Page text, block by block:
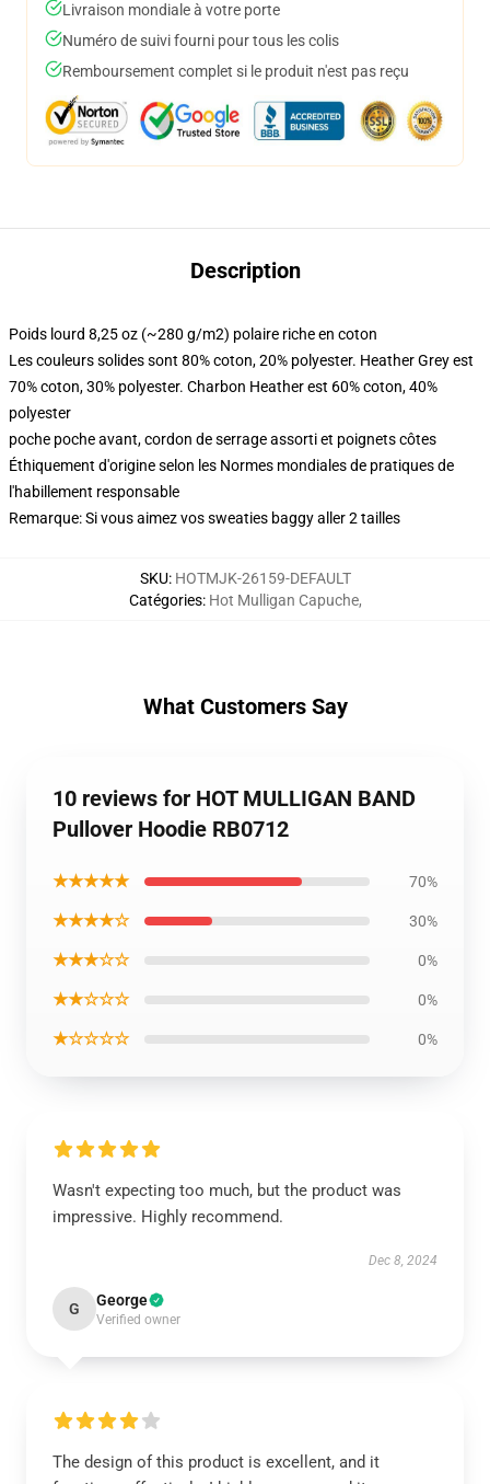
Livraison mondiale à votre porte
Numéro de suivi fourni pour tous les colis
Remboursement complet si le produit n'est pas reçu
Description
Poids lourd 8,25 oz (~280 g/m2) polaire riche en coton
Les couleurs solides sont 80% coton, 20% polyester. Heather Grey est
70% coton, 30% polyester. Charbon Heather est 60% coton, 40%
polyester
poche poche avant, cordon de serrage assorti et poignets côtes
Éthiquement d'origine selon les Normes mondiales de pratiques de
l'habillement responsable
Remarque: Si vous aimez vos sweaties baggy aller 2 tailles
SKU: HOTMJK-26159-DEFAULT
Catégories: Hot Mulligan Capuche,
What Customers Say
10 reviews for HOT MULLIGAN BAND
Pullover Hoodie RB0712
★★★★★ 70%
★★★★☆ 30%
★★★☆☆ 0%
★★☆☆☆ 0%
★☆☆☆☆ 0%
Wasn't expecting too much, but the product was
impressive. Highly recommend.
Dec 8, 2024
G George
Verified owner
The design of this product is excellent, and it